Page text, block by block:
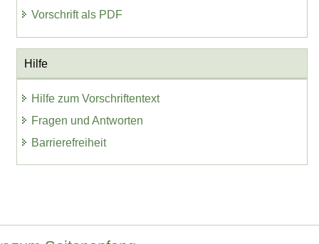
Vorschrift als PDF
Hilfe
Hilfe zum Vorschriftentext
Fragen und Antworten
Barrierefreiheit